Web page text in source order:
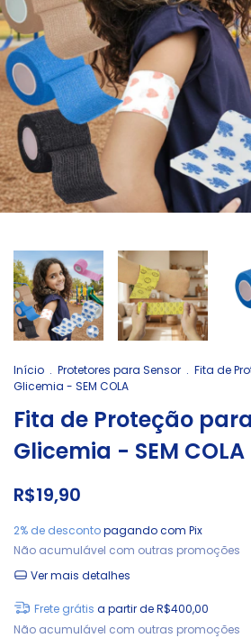
Início . Protetores para Sensor . Fita de
Glicemia - SEM COLA
Fita de Proteção
Glicemia - SEM COLA
R$19,90
2% de descontopagando com Pix
Não acumulável com outras promoções
Ver mais detalhes
Frete grátis a partir deR$400,00
Não acumulável com outras promoções